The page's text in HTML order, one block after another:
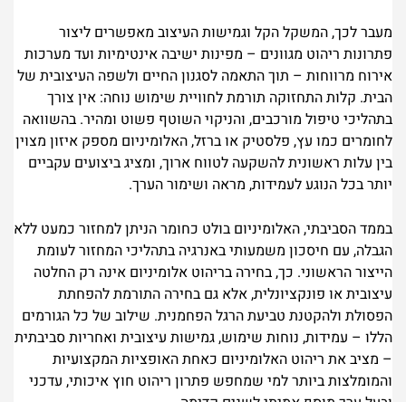
מעבר לכך, המשקל הקל וגמישות העיצוב מאפשרים ליצור
פתרונות ריהוט מגוונים – מפינות ישיבה אינטימיות ועד מערכות
אירוח מרווחות – תוך התאמה לסגנון החיים ולשפה העיצובית של
הבית. קלות התחזוקה תורמת לחוויית שימוש נוחה: אין צורך
בתהליכי טיפול מורכבים, והניקוי השוטף פשוט ומהיר. בהשוואה
לחומרים כמו עץ, פלסטיק או ברזל, האלומיניום מספק איזון מצוין
בין עלות ראשונית להשקעה לטווח ארוך, ומציג ביצועים עקביים
יותר בכל הנוגע לעמידות, מראה ושימור הערך.
בממד הסביבתי, האלומיניום בולט כחומר הניתן למחזור כמעט ללא
הגבלה, עם חיסכון משמעותי באנרגיה בתהליכי המחזור לעומת
הייצור הראשוני. כך, בחירה בריהוט אלומיניום אינה רק החלטה
עיצובית או פונקציונלית, אלא גם בחירה התורמת להפחתת
הפסולת ולהקטנת טביעת הרגל הפחמנית. שילוב של כל הגורמים
הללו – עמידות, נוחות שימוש, גמישות עיצובית ואחריות סביבתית
– מציב את ריהוט האלומיניום כאחת האופציות המקצועיות
והמומלצות ביותר למי שמחפש פתרון ריהוט חוץ איכותי, עדכני